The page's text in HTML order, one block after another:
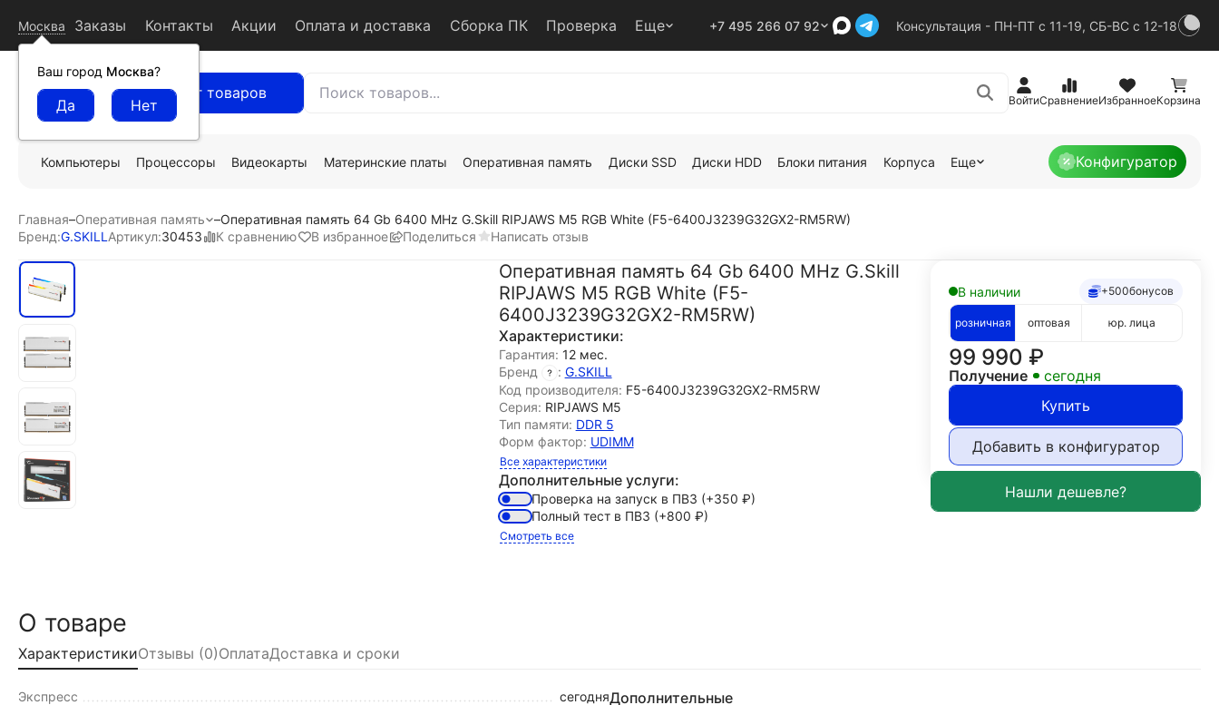
Москва
Ваш город Москва?
Заказы Контакты Акции Оплата и доставка Сборка ПК Проверка Еще +7 495 266 07 92 Консультация - ПН-ПТ с 11-19, СБ-ВС с 12-18
Каталог товаров ВойтиСравнениеИзбранноеКорзина
Компьютеры Процессоры Видеокарты Материнские платы Оперативная память Диски SSD Диски HDD Блоки питания Корпуса Еще Конфигуратор
Главная–Оперативная память –Оперативная память 64 Gb 6400 MHz G.Skill RIPJAWS M5 RGB White (F5-6400J3239G32GX2-RM5RW)
Бренд:G.SKILL Артикул:30453 К сравнению В избранное Поделиться Написать отзыв
Оперативная память 64 Gb 6400 MHz G.Skill
RIPJAWS M5 RGB White (F5-
6400J3239G32GX2-RM5RW)
Характеристики:
Гарантия: 12 мес.
Бренд
: G.SKILL
Код производителя: F5-6400J3239G32GX2-RM5RW
Серия: RIPJAWS M5
Тип памяти: DDR 5
Форм фактор: UDIMM
Все характеристики
Дополнительные услуги:
Проверка на запуск в ПВЗ (+350 ₽)
Полный тест в ПВЗ (+800 ₽)
Смотреть все
В наличии +500бонусов
розничная оптовая юр. лица
99 990 ₽
Получение
сегодня
Купить
Добавить в конфигуратор
О товаре
ХарактеристикиОтзывы (0)ОплатаДоставка и сроки
Экспресс
сегодняДополнительные